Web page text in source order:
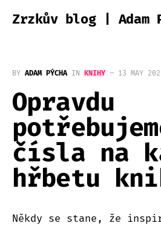
Zrzkův blog | Adam
BY ADAM PÝCHAIN KNIHY — 13 MAY
Opravdu
čísla na
hřbetu
Někdy se stane, že